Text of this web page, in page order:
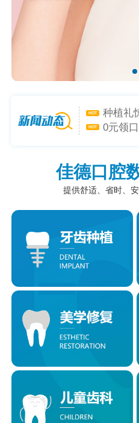
遇！
HOT
种植礼
生！
HOT 0元领
佳德口腔
提供舒适、省时、